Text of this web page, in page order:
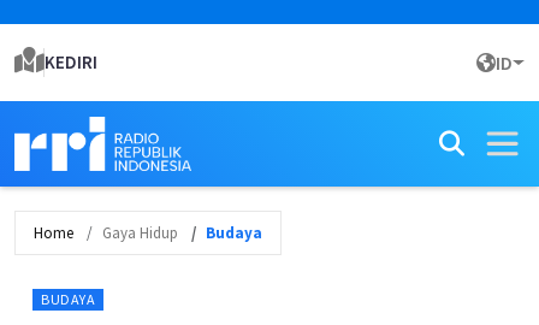
KEDIRI ID
Home Gaya Hidup Budaya
BUDAYA